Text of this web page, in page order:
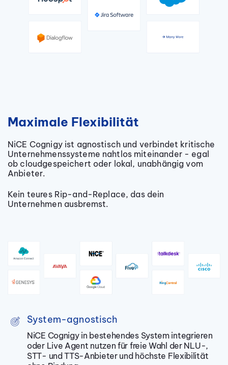
Maximale Flexibilität
NiCE Cognigy ist agnostisch und verbindet kritische
Unternehmenssysteme nahtlos miteinander - egal
ob cloudgespeichert oder lokal, unabhängig vom
Anbieter.
Kein teures Rip-and-Replace, das dein
Unternehmen ausbremst.
System-agnostisch
NiCE Cognigy in bestehendes System integrieren
oder Live Agent nutzen für freie Wahl derNLU-,
STT- und TTS-Anbieter und höchste Flexibilität